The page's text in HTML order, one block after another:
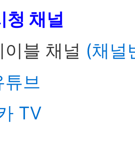
채널
블 채널 (채널
튜브
TV